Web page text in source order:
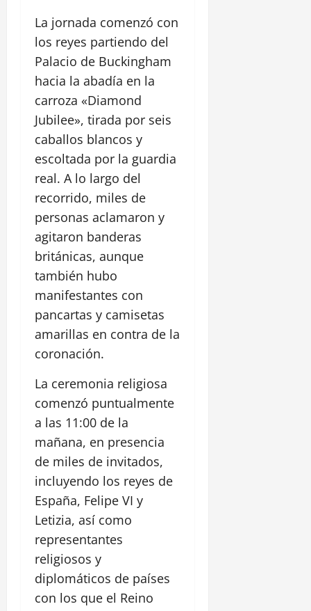
La jornada comenzó con
los reyes partiendo del
Palacio de Buckingham
hacia la abadía en la
carroza «Diamond
Jubilee», tirada por seis
caballos blancos y
escoltada por la guardia
real. A lo largo del
recorrido, miles de
personas aclamaron y
agitaron banderas
británicas, aunque
también hubo
manifestantes con
pancartas y camisetas
amarillas en contra de la
coronación.
La ceremonia religiosa
comenzó puntualmente
a las 11:00 de la
mañana, en presencia
de miles de invitados,
incluyendo los reyes de
España, Felipe VI y
Letizia, así como
representantes
religiosos y
diplomáticos de países
con los que el Reino